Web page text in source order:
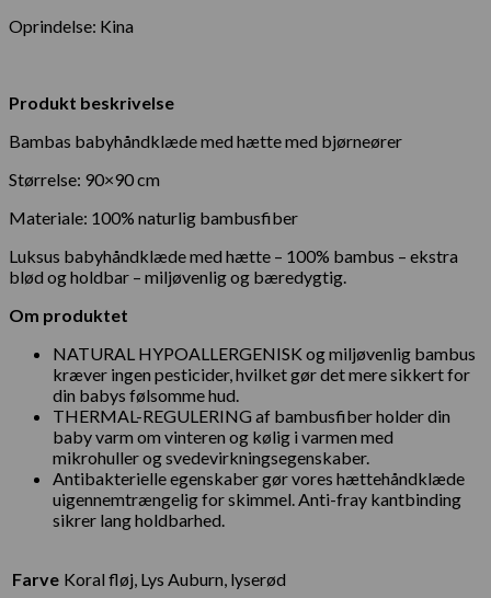
Oprindelse: Kina
Produkt beskrivelse
Bambas babyhåndklæde med hætte med bjørneører
Størrelse: 90×90 cm
Materiale: 100% naturlig bambusfiber
Luksus babyhåndklæde med hætte – 100% bambus – ekstra
blød og holdbar – miljøvenlig og bæredygtig.
Om produktet
NATURAL HYPOALLERGENISK og miljøvenlig bambus
kræver ingen pesticider, hvilket gør det mere sikkert for
din babys følsomme hud.
THERMAL-REGULERING af bambusfiber holder din
baby varm om vinteren og kølig i varmen med
mikrohuller og svedevirkningsegenskaber.
Antibakterielle egenskaber gør vores hættehåndklæde
uigennemtrængelig for skimmel. Anti-fray kantbinding
sikrer lang holdbarhed.
Farve Koral fløj, Lys Auburn, lyserød